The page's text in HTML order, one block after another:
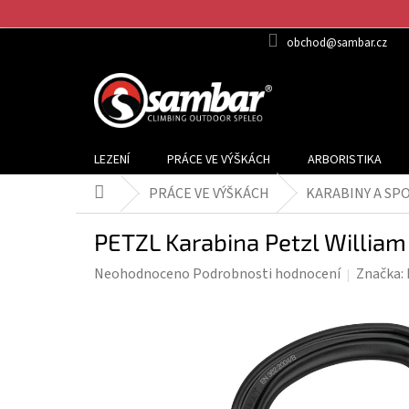
na
obchod@sambar.cz
LEZENÍ PRÁCE VE VÝŠKÁCH ARBORISTIKA
Domů PRÁCE VE VÝŠKÁCH KARABINY A
PETZL Karabina Petzl
Průměrné
Neohodnoceno Podrobnosti hodnocení Značka: